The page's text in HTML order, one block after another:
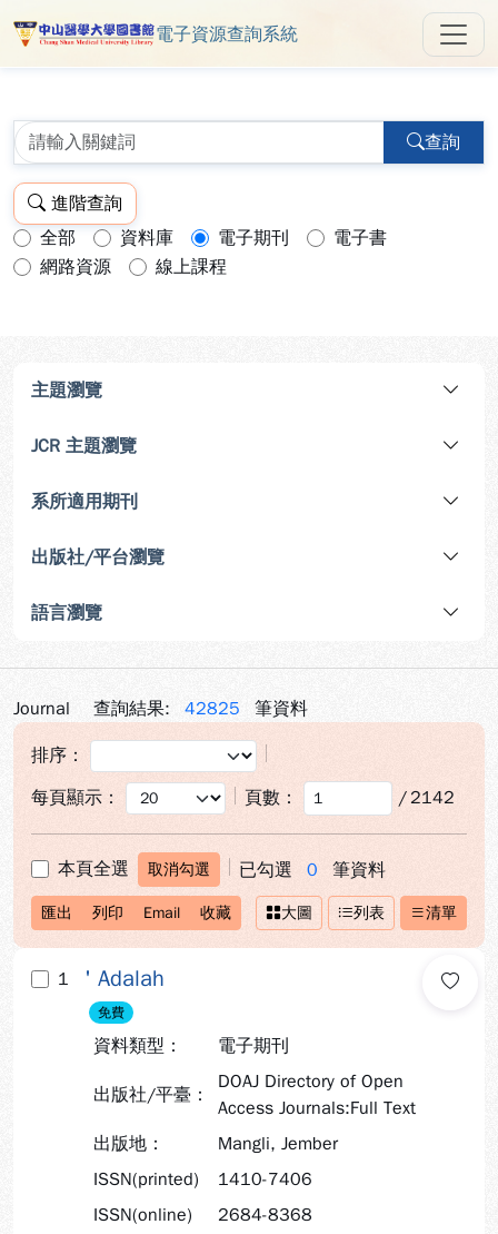
中山醫學大學圖書館 ReSearch
電子資源查詢系統
查詢
進階查詢
查詢模式：
全部 資料庫 電子期刊
電子書
網路資源
線上課程
主題瀏覽
JCR 主題瀏覽
系所適用期刊
出版社/平台瀏覽
語言瀏覽
Journal 查詢結果: 42825 筆資料
排序：
每頁顯示：
頁數： /2142
本頁全選 取消勾選 已勾選 0 筆資料
匯出 列印 Email 收藏 大圖 列表 清單
1 ' Adalah
免費
資料類型： 電子期刊
出版社/平臺：
DOAJ Directory of Open
Access Journals:Full Text
出版地：
Mangli, Jember
ISSN(printed)
1410-7406
ISSN(online)
2684-8368